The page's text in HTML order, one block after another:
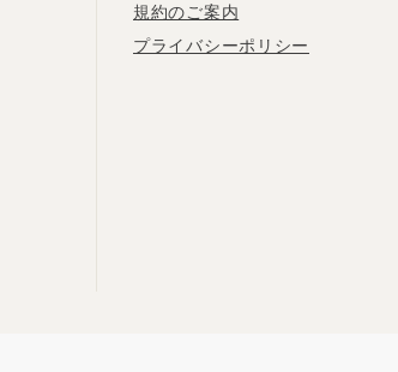
規約のご案内
プライバシーポリシー